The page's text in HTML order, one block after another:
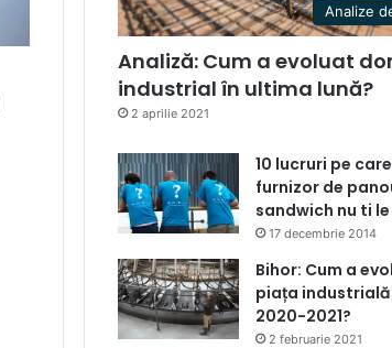
Analize
Analiză: Cum a evoluat
industrial în ultima lună?
2 aprilie 2021
10 lucruri pe
furnizor de
sandwich nu ti
17 decembrie 2014
Bihor: Cum a
piața industrială
2020-2021?
2 februarie 2021